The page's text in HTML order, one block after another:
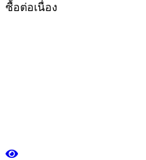
ซื้อต่อเนื่อง